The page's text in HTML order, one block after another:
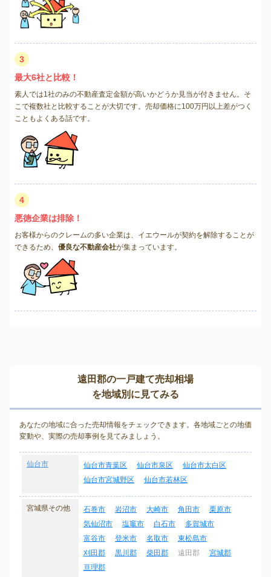
3
最大6社と比較！
素人では1社のみの不動産査定金額が高いかどうか見当が付きません。そ
こで複数社と比較することが大切です。売却価格に100万円以上差がつく
こともよくある話です。
4
悪徳企業は排除！
お客様からのクレームの多い企業は、イエウールが契約を解除することが
できるため、 優良な不動産会社が集まっています。
遠田郡の一戸建て売却相場
を地域別に見てみる
あなたの地域に合った売却情報をチェックできます。各地域ごとの地価
変動や、実際の売却事例を見てみましょう。
仙台市 仙台市青葉区 仙台市泉区
仙台市太白区
仙台市宮城野区
仙台市若林区
宮城県その他 石巻市 岩沼市 大崎市 角田市
栗原市
気仙沼市
塩竈市 白石市
多賀城市
富谷市
登米市 名取市
東松島市
刈田郡
黒川郡 柴田郡 遠田郡
宮城郡
亘理郡